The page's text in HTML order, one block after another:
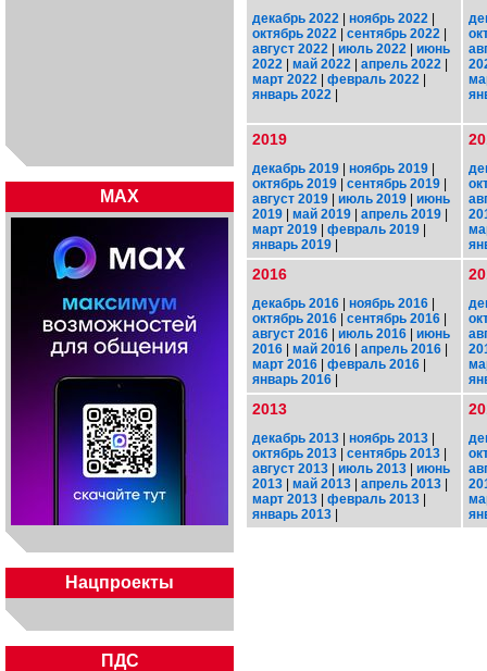
MAX
Нацпроекты
ПДС
декабрь 2022 | ноябрь 2022 |
октябрь 2022 | сентябрь 2022 |
август 2022 | июль 2022 | июнь
2022 | май 2022 | апрель 2022 |
март 2022 | февраль 2022 |
январь 2022 |
2019
декабрь 2019 | ноябрь 2019 |
октябрь 2019 | сентябрь 2019 |
август 2019 | июль 2019 | июнь
2019 | май 2019 | апрель 2019 |
март 2019 | февраль 2019 |
январь 2019 |
2016
декабрь 2016 | ноябрь 2016 |
октябрь 2016 | сентябрь 2016 |
август 2016 | июль 2016 | июнь
2016 | май 2016 | апрель 2016 |
март 2016 | февраль 2016 |
январь 2016 |
2013
декабрь 2013 | ноябрь 2013 |
октябрь 2013 | сентябрь 2013 |
август 2013 | июль 2013 | июнь
2013 | май 2013 | апрель 2013 |
март 2013 | февраль 2013 |
январь 2013 |